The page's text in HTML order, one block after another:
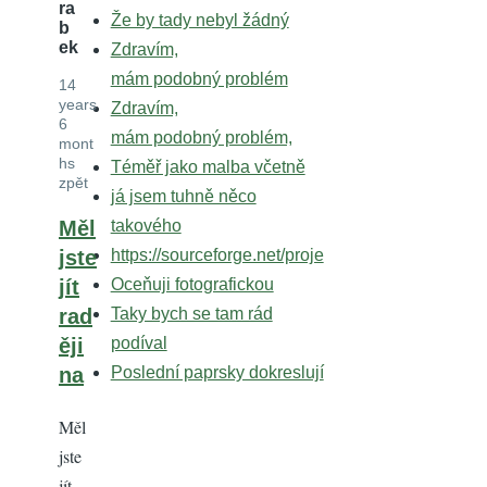
ra
b
ek
14
years
6
mont
hs
zpět
Měl
jste
jít
rad
ěji
na
Měl
jste
Že by tady nebyl žádný
Zdravím,
mám podobný problém
Zdravím,
mám podobný problém,
Téměř jako malba včetně
já jsem tuhně něco
takového
https://sourceforge.net/proje
Oceňuji fotografickou
Taky bych se tam rád
podíval
Poslední paprsky dokreslují